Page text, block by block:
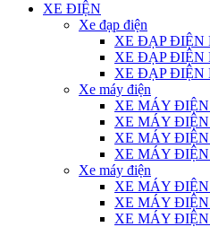
XE ĐIỆN
Xe đạp điện
XE ĐẠP ĐIỆN
XE ĐẠP ĐIỆN
XE ĐẠP ĐIỆN
Xe máy điện
XE MÁY ĐIỆN
XE MÁY
XE MÁY ĐIỆN
XE MÁY
Xe máy điện
XE MÁY
XE MÁY
XE MÁY